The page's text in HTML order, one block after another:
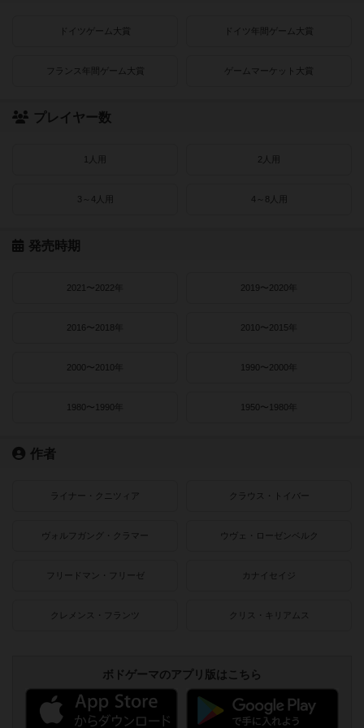
ドイツゲーム大賞 ドイツ年間ゲーム大賞
フランス年間ゲーム大賞 ゲームマーケット大賞
プレイヤー数
1人用 2人用
3～4人用 4～8人用
発売時期
2021〜2022年 2019〜2020年
2016〜2018年 2010〜2015年
2000〜2010年 1990〜2000年
1980〜1990年 1950〜1980年
作者
ライナー・クニツィア クラウス・トイバー
ヴォルフガング・クラマー ウヴェ・ローゼンベルク
フリードマン・フリーゼ カナイセイジ
クレメンス・フランツ クリス・キリアムス
ボドゲーマのアプリ版はこちら